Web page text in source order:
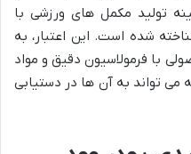
تولید مکمل های ورزشی با
شده است. این اعتبار، به
با فرمولاسیون دقیق و مواد
می تواند به آن ها در دستیابی